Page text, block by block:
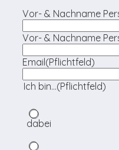
Vor- & Nachname
Vor- & Nachname
Email(Pflichtfeld)
Ich bin…(Pflichtfeld)
dabei